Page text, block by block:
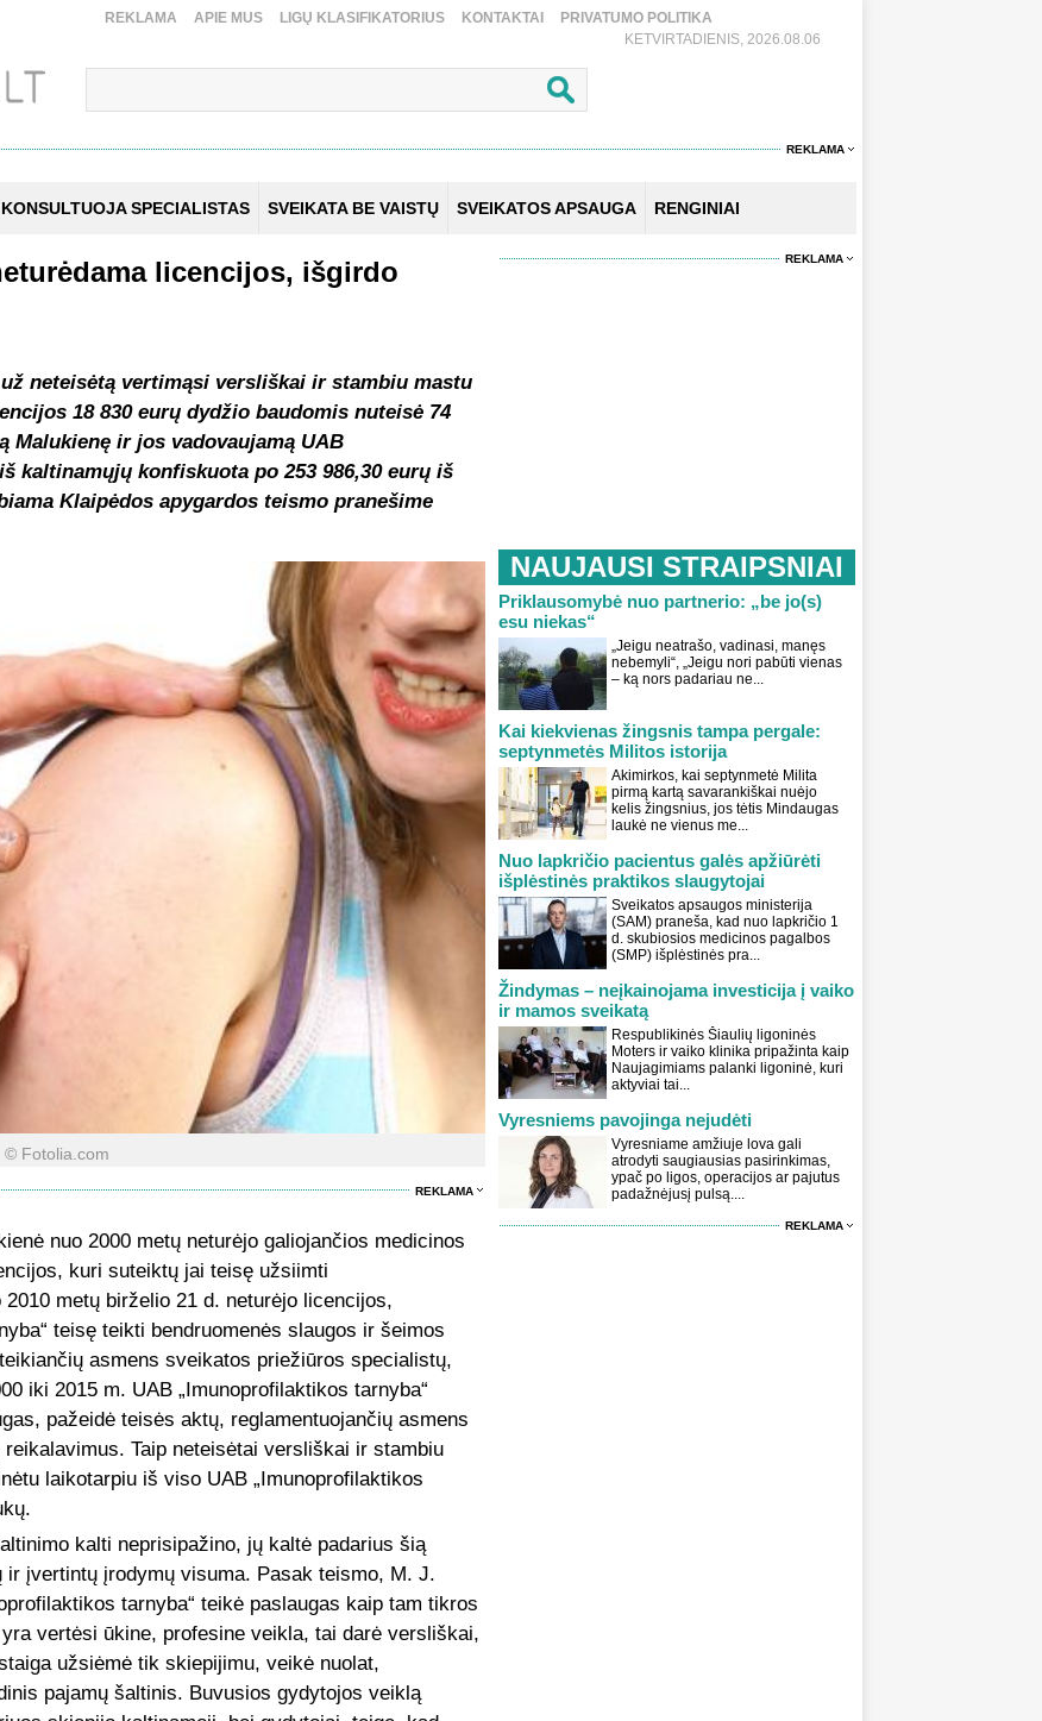
REKLAMA APIE MUS LIGŲ KLASIFIKATORIUS KONTAKTAI
PRIVATUMO POLITIKA
KETVIRTADIENIS, 2026.08.06
REKLAMA
KONSULTUOJA SPECIALISTAS SVEIKATA BE VAISTŲ SVEIKATOS APSAUGA RENGINIAI
licencijos, išgirdo
neteisėtą vertimąsi versliškai ir stambiu mastu
18 830 eurų dydžio baudomis nuteisė 74
Malukienę ir jos vadovaujamą UAB
kaltinamųjų konfiskuota po 253 986,30 eurų iš
Klaipėdos apygardos teismo pranešime
© Fotolia.com
REKLAMA
nuo 2000 metų neturėjo galiojančios medicinos
kuri suteiktų jai teisę užsiimti
metų birželio 21 d. neturėjo licencijos,
teisę teikti bendruomenės slaugos ir šeimos
asmens sveikatos priežiūros specialistų,
iki 2015 m. UAB „Imunoprofilaktikos tarnyba“
pažeidė teisės aktų, reglamentuojančių asmens
Taip neteisėtai versliškai ir stambiu
laikotarpiu iš viso UAB „Imunoprofilaktikos
kalti neprisipažino, jų kaltė padarius šią
įvertintų įrodymų visuma. Pasak teismo, M. J.
tarnyba“ teikė paslaugas kaip tam tikros
vertėsi ūkine, profesine veikla, tai darė versliškai,
užsiėmė tik skiepijimu, veikė nuolat,
pajamų šaltinis. Buvusios gydytojos veiklą
REKLAMA
NAUJAUSI STRAIPSNIAI
Priklausomybė nuo partnerio: „be jo(s)
esu niekas“
„Jeigu neatrašo, vadinasi, manęs
nebemyli“, „Jeigu nori pabūti vienas
– ką nors padariau ne...
Kai kiekvienas žingsnis tampa pergale:
septynmetės Militos istorija
Akimirkos, kai septynmetė Milita
pirmą kartą savarankiškai nuėjo
kelis žingsnius, jos tėtis Mindaugas
laukė ne vienus me...
Nuo lapkričio pacientus galės apžiūrėti
išplėstinės praktikos slaugytojai
Sveikatos apsaugos ministerija
(SAM) praneša, kad nuo lapkričio 1
d. skubiosios medicinos pagalbos
(SMP) išplėstinės pra...
Žindymas – neįkainojama investicija į vaiko
ir mamos sveikatą
Respublikinės Šiaulių ligoninės
Moters ir vaiko klinika pripažinta kaip
Naujagimiams palanki ligoninė, kuri
aktyviai tai...
Vyresniems pavojinga nejudėti
Vyresniame amžiuje lova gali
atrodyti saugiausias pasirinkimas,
ypač po ligos, operacijos ar pajutus
padažnėjusį pulsą....
REKLAMA